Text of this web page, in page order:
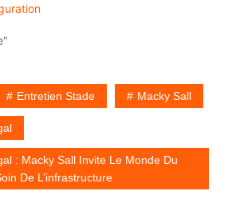
Entretien Stade Macky Sall
: Macky Sall Invite Le Monde Du
De L’infrastructure